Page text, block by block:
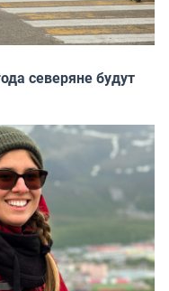
северяне будут